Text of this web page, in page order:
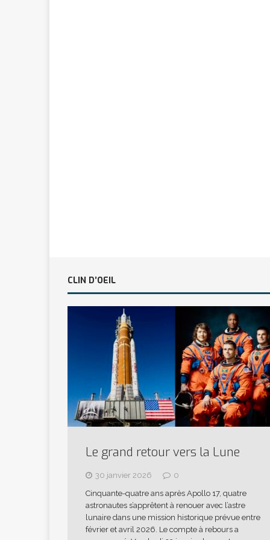
CLIN D’OEIL
Le grand retour vers la Lune
30 janvier 2026
0
Cinquante-quatre ans après Apollo 17, quatre
astronautes s’apprêtent à renouer avec l’astre
lunaire dans une mission historique prévue entre
février et avril 2026. Le compte à rebours a